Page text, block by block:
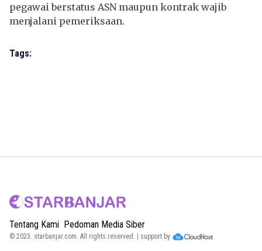
pegawai berstatus ASN maupun kontrak wajib
menjalani pemeriksaan.
Tags:
Tentang Kami Pedoman Media Siber
© 2023. starbanjar.com. All rights reserved. | support by